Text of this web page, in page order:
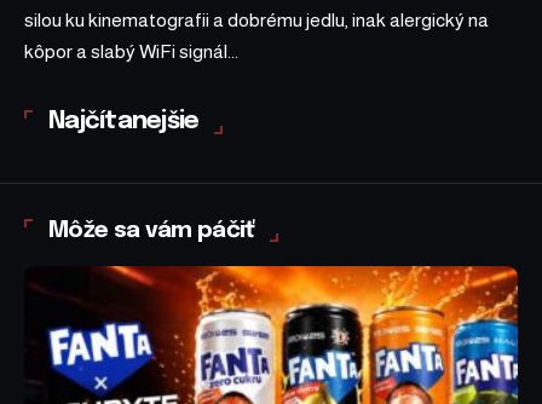
silou ku kinematografii a dobrému jedlu, inak alergický na
kôpor a slabý WiFi signál...
Najčítanejšie
Môže sa vám páčiť